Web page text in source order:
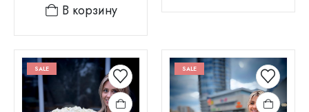
В корзину
SALE SALE